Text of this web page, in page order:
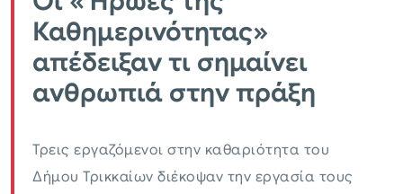
Καθημερινότητας»
απέδειξαν τι σημαίνει
ανθρωπιά στην πράξη
Τρεις εργαζόμενοι στην καθαριότητα του
Δήμου Τρικκαίων διέκοψαν την εργασία τους